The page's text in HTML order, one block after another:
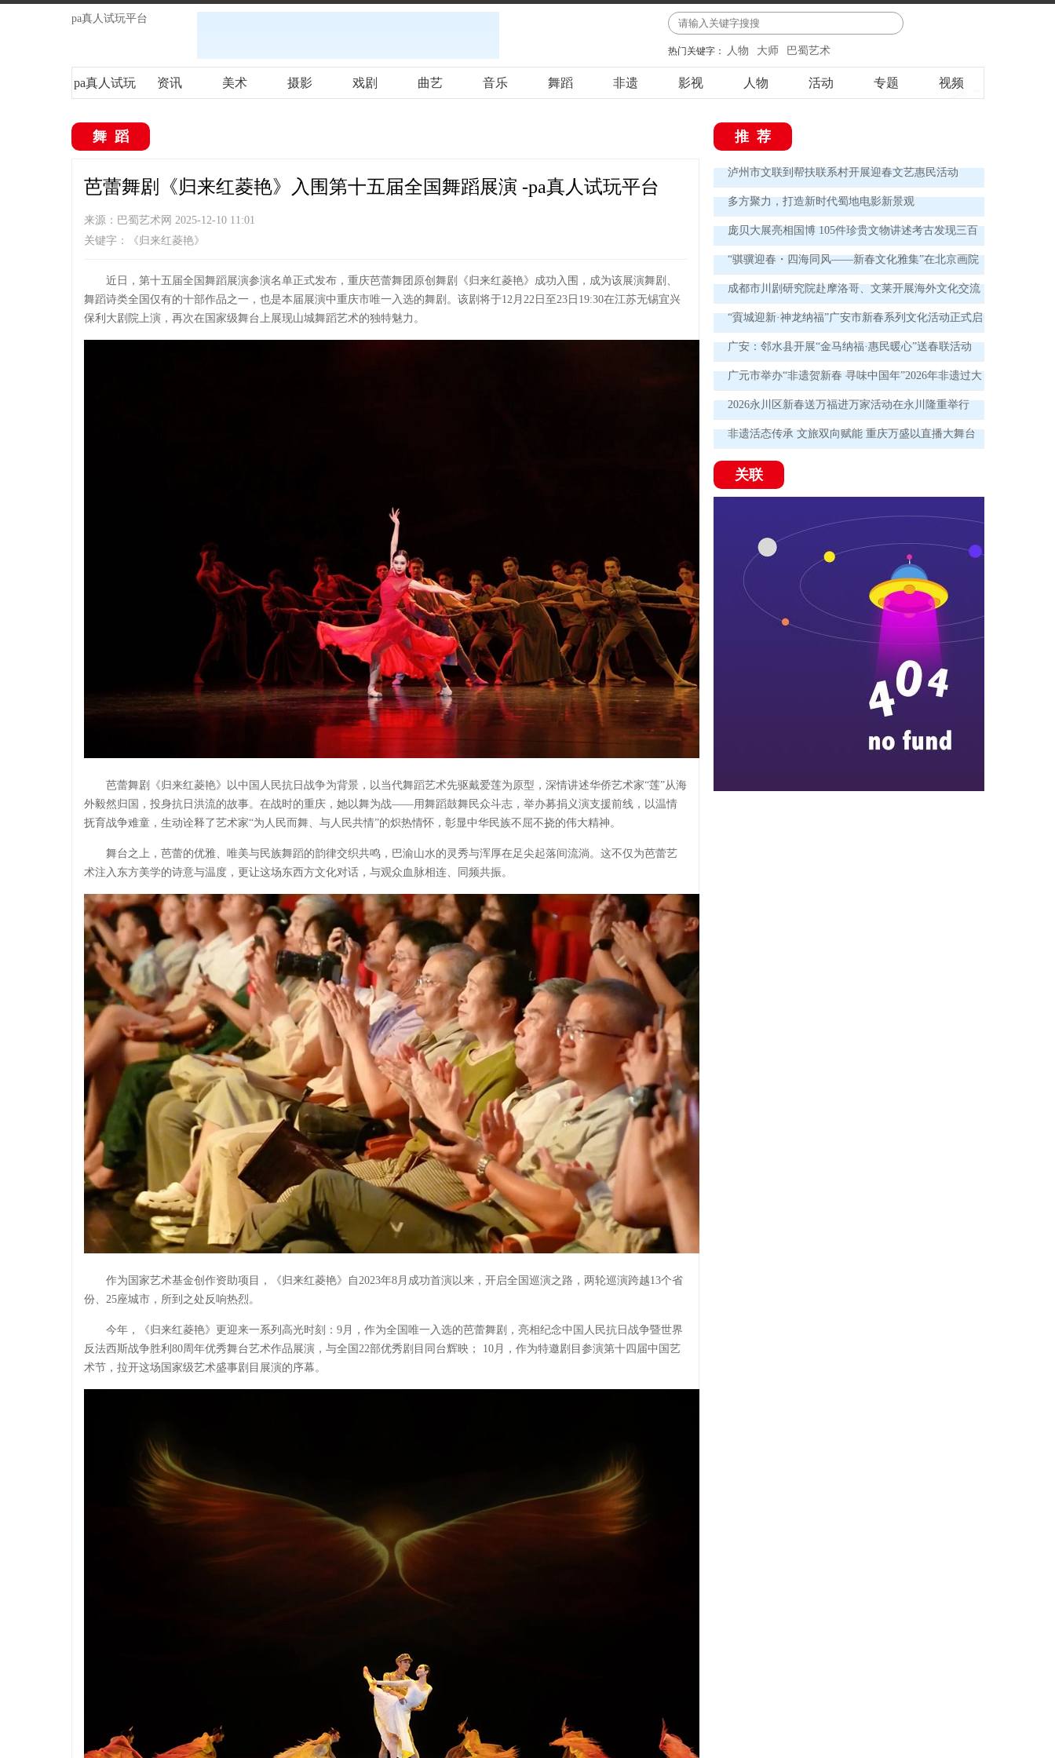
pa真人试玩平台
热门关键字： 人物 大师 巴蜀艺术
pa真人试玩 资讯 美术 摄影 戏剧 曲艺 音乐 舞蹈 非遗 影视 人物 活动 专题 视频
舞蹈
芭蕾舞剧《归来红菱艳》入围第十五届全国舞蹈展演 -pa真人试玩平台
来源：巴蜀艺术网 2025-12-10 11:01
关键字：《归来红菱艳》
近日，第十五届全国舞蹈展演参演名单正式发布，重庆芭蕾舞团原创舞剧《归来红菱艳》成功入围，成为该展演舞剧、
舞蹈诗类全国仅有的十部作品之一，也是本届展演中重庆市唯一入选的舞剧。该剧将于12月22日至23日19:30在江苏无锡宜兴
保利大剧院上演，再次在国家级舞台上展现山城舞蹈艺术的独特魅力。
芭蕾舞剧《归来红菱艳》以中国人民抗日战争为背景，以当代舞蹈艺术先驱戴爱莲为原型，深情讲述华侨艺术家“莲”从海
外毅然归国，投身抗日洪流的故事。在战时的重庆，她以舞为战——用舞蹈鼓舞民众斗志，举办募捐义演支援前线，以温情
抚育战争难童，生动诠释了艺术家“为人民而舞、与人民共情”的炽热情怀，彰显中华民族不屈不挠的伟大精神。
舞台之上，芭蕾的优雅、唯美与民族舞蹈的韵律交织共鸣，巴渝山水的灵秀与浑厚在足尖起落间流淌。这不仅为芭蕾艺
术注入东方美学的诗意与温度，更让这场东西方文化对话，与观众血脉相连、同频共振。
作为国家艺术基金创作资助项目，《归来红菱艳》自2023年8月成功首演以来，开启全国巡演之路，两轮巡演跨越13个省
份、25座城市，所到之处反响热烈。
今年，《归来红菱艳》更迎来一系列高光时刻：9月，作为全国唯一入选的芭蕾舞剧，亮相纪念中国人民抗日战争暨世界
反法西斯战争胜利80周年优秀舞台艺术作品展演，与全国22部优秀剧目同台辉映； 10月，作为特邀剧目参演第十四届中国艺
术节，拉开这场国家级艺术盛事剧目展演的序幕。
推荐
泸州市文联到帮扶联系村开展迎春文艺惠民活动
多方聚力，打造新时代蜀地电影新景观
庞贝大展亮相国博 105件珍贵文物讲述考古发现三百
年
“骐骥迎春・四海同风——新春文化雅集”在北京画院
举办
成都市川剧研究院赴摩洛哥、文莱开展海外文化交流
演出
“賨城迎新·神龙纳福”广安市新春系列文化活动正式启
动
广安：邻水县开展“金马纳福·惠民暖心”送春联活动
广元市举办“非遗贺新春 寻味中国年”2026年非遗过大
年集市展演活动
2026永川区新春送万福进万家活动在永川隆重举行
非遗活态传承 文旅双向赋能 重庆万盛以直播大舞台
书写融合发展新篇
关联